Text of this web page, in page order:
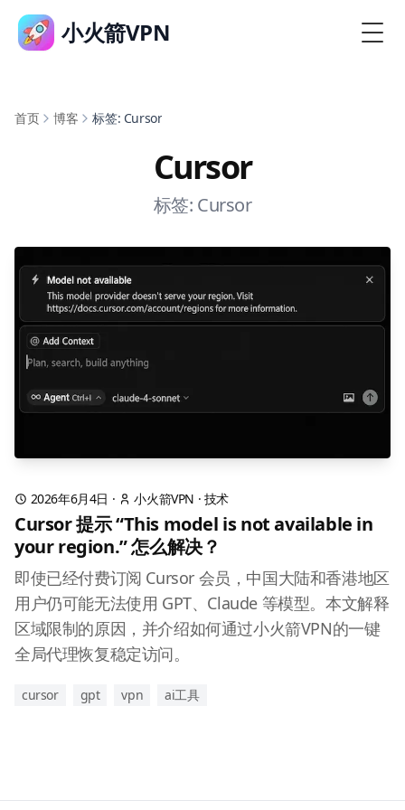
小火箭VPN
首页 博客 标签: Cursor
Cursor
标签: Cursor
2026年6月4日 · 小火箭VPN · 技术
Cursor 提示 “This model is not available in
your region.” 怎么解决？
即使已经付费订阅 Cursor 会员，中国大陆和香港地区
用户仍可能无法使用 GPT、Claude 等模型。本文解释
区域限制的原因，并介绍如何通过小火箭VPN的一键
全局代理恢复稳定访问。
cursor gpt vpn ai工具